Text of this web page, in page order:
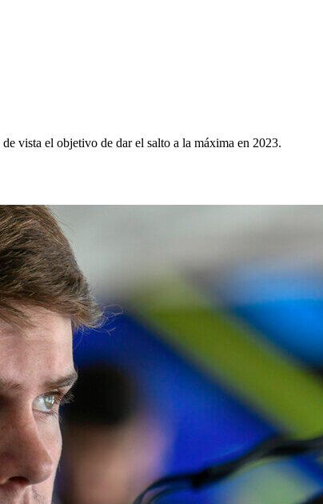
vista el objetivo de dar el salto a la máxima en 2023.